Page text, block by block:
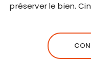
préserver le bien.